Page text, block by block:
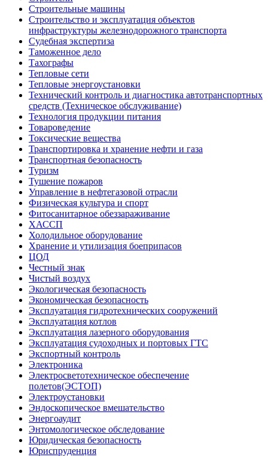
Строительные машины
Строительство и эксплуатация объектов
инфраструктуры железнодорожного транспорта
Судебная экспертиза
Таможенное дело
Тахографы
Тепловые сети
Тепловые энергоустановки
Технический контроль и диагностика автотранспортных
средств (Техническое обслуживание)
Технология продукции питания
Товароведение
Токсические вещества
Транспортировка и хранение нефти и газа
Транспортная безопасность
Туризм
Тушение пожаров
Управление в нефтегазовой отрасли
Физическая культура и спорт
Фитосанитарное обеззараживание
ХАССП
Холодильное оборудование
Хранение и утилизация боеприпасов
ЦОД
Честный знак
Чистый воздух
Экологическая безопасность
Экономическая безопасность
Эксплуатация гидротехнических сооружений
Эксплуатация котлов
Эксплуатация лазерного оборудования
Эксплуатация судоходных и портовых ГТС
Экспортный контроль
Электроника
Электросветотехническое обеспечение
полетов(ЭСТОП)
Электроустановки
Эндоскопическое вмешательство
Энергоаудит
Энтомологическое обследование
Юридическая безопасность
Юриспруденция